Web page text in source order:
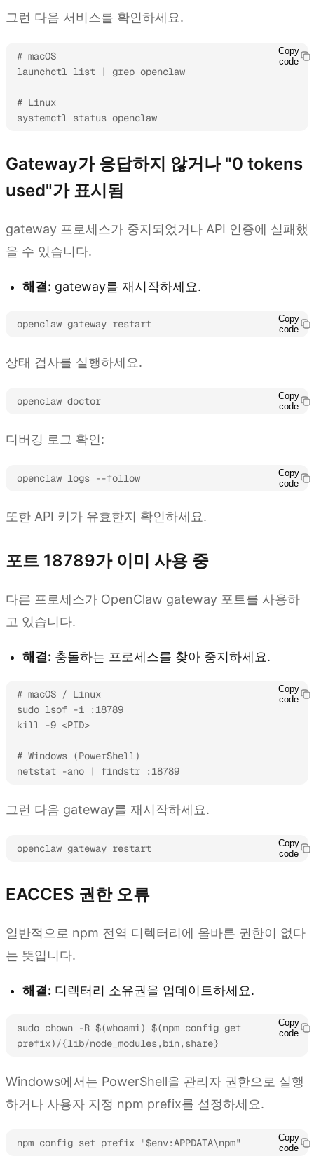
그런 다음 서비스를 확인하세요.
# macOS
launchctl list | grep openclaw
# Linux
systemctl status openclaw
Copy
code
Gateway가 응답하지 않거나 "0 tokens
used"가 표시됨
gateway 프로세스가 중지되었거나 API 인증에 실패했
을 수 있습니다.
해결: gateway를 재시작하세요.
openclaw gateway restart
Copy
code
상태 검사를 실행하세요.
openclaw doctor
Copy
code
디버깅 로그 확인:
openclaw logs --follow
Copy
code
또한 API 키가 유효한지 확인하세요.
포트 18789가 이미 사용 중
다른 프로세스가 OpenClaw gateway 포트를 사용하
고 있습니다.
해결: 충돌하는 프로세스를 찾아 중지하세요.
# macOS / Linux
sudo lsof -i :18789
kill -9 <PID>
# Windows (PowerShell)
netstat -ano | findstr :18789
Copy
code
그런 다음 gateway를 재시작하세요.
openclaw gateway restart
Copy
code
EACCES 권한 오류
일반적으로 npm 전역 디렉터리에 올바른 권한이 없다
는 뜻입니다.
해결: 디렉터리 소유권을 업데이트하세요.
sudo chown -R $(whoami) $(npm config get
prefix)/{lib/node_modules,bin,share}
Copy
code
Windows에서는 PowerShell을 관리자 권한으로 실행
하거나 사용자 지정 npm prefix를 설정하세요.
npm config set prefix "$env:APPDATA\npm"
Copy
code